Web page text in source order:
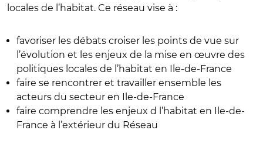
locales de l’habitat. Ce réseau vise à :
favoriser les débats croiser les points de vue sur
l’évolution et les enjeux de la mise en œuvre des
politiques locales de l’habitat en Ile-de-France
faire se rencontrer et travailler ensemble les
acteurs du secteur en Ile-de-France
faire comprendre les enjeux d l’habitat en Ile-de-
France à l’extérieur du Réseau